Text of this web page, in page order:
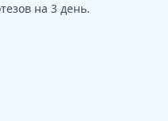
на 3 день.